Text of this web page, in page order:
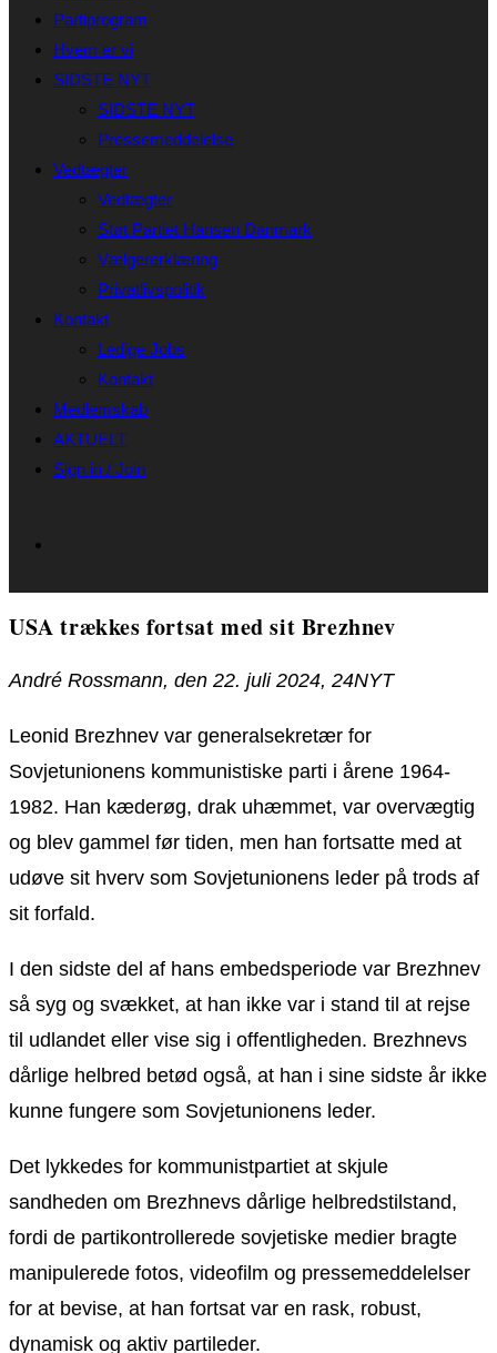
Partiprogram
Hvem er vi
SIDSTE NYT
SIDSTE NYT
Pressemeddelelse
Vedtægter
Vedtægter
Støt Partiet Hansen Danmark
Vælgererklæring
Privatlivspolitik
Kontakt
Ledige Jobs
Kontakt
Medlemskab
AKTUELT
Sign in / Join
USA trækkes fortsat med sit Brezhnev
André Rossmann, den 22. juli 2024, 24NYT
Leonid Brezhnev var generalsekretær for
Sovjetunionens kommunistiske parti i årene 1964-
1982. Han kæderøg, drak uhæmmet, var overvægtig
og blev gammel før tiden, men han fortsatte med at
udøve sit hverv som Sovjetunionens leder på trods af
sit forfald.
I den sidste del af hans embedsperiode var Brezhnev
så syg og svækket, at han ikke var i stand til at rejse
til udlandet eller vise sig i offentligheden. Brezhnevs
dårlige helbred betød også, at han i sine sidste år ikke
kunne fungere som Sovjetunionens leder.
Det lykkedes for kommunistpartiet at skjule
sandheden om Brezhnevs dårlige helbredstilstand,
fordi de partikontrollerede sovjetiske medier bragte
manipulerede fotos, videofilm og pressemeddelelser
for at bevise, at han fortsat var en rask, robust,
dynamisk og aktiv partileder.